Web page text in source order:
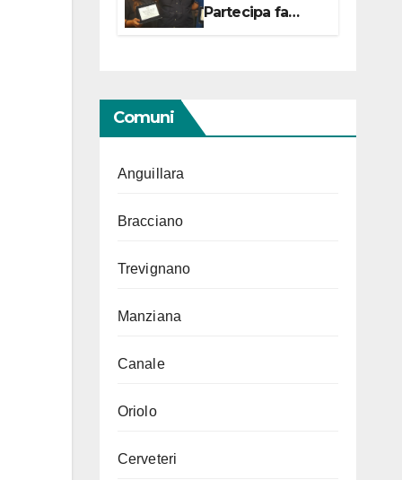
Partecipa fa
centro con due
Comuni
Anguillara
Bracciano
Trevignano
Manziana
Canale
Oriolo
Cerveteri